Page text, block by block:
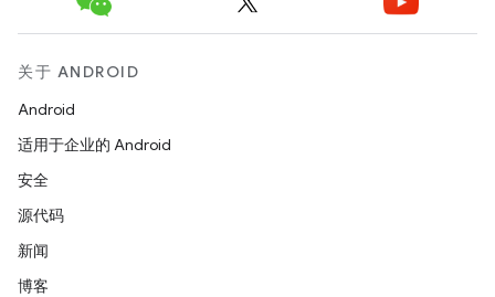
关于 ANDROID
Android
适用于企业的 Android
安全
源代码
新闻
博客